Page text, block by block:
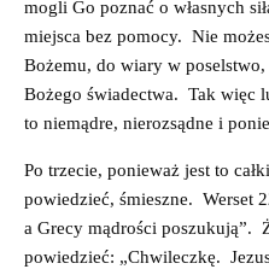
mogli Go poznać o własnych
miejsca bez pomocy. Nie
Bożemu, do wiary w
Bożego świadectwa. Tak więc
to niemądre, nierozsądne i
Po trzecie, ponieważ jest to
powiedzieć, śmieszne. Werset
a Grecy mądrości poszukują”.
powiedzieć: „Chwileczkę.